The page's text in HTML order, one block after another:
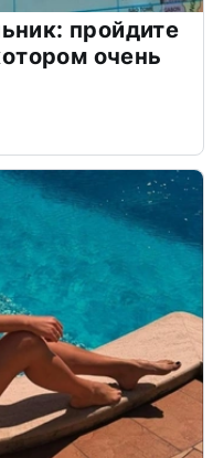
пройдите
очень